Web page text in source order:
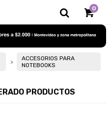
0
ACCESORIOS PARA
NOTEBOOKS
PRODUCTOS